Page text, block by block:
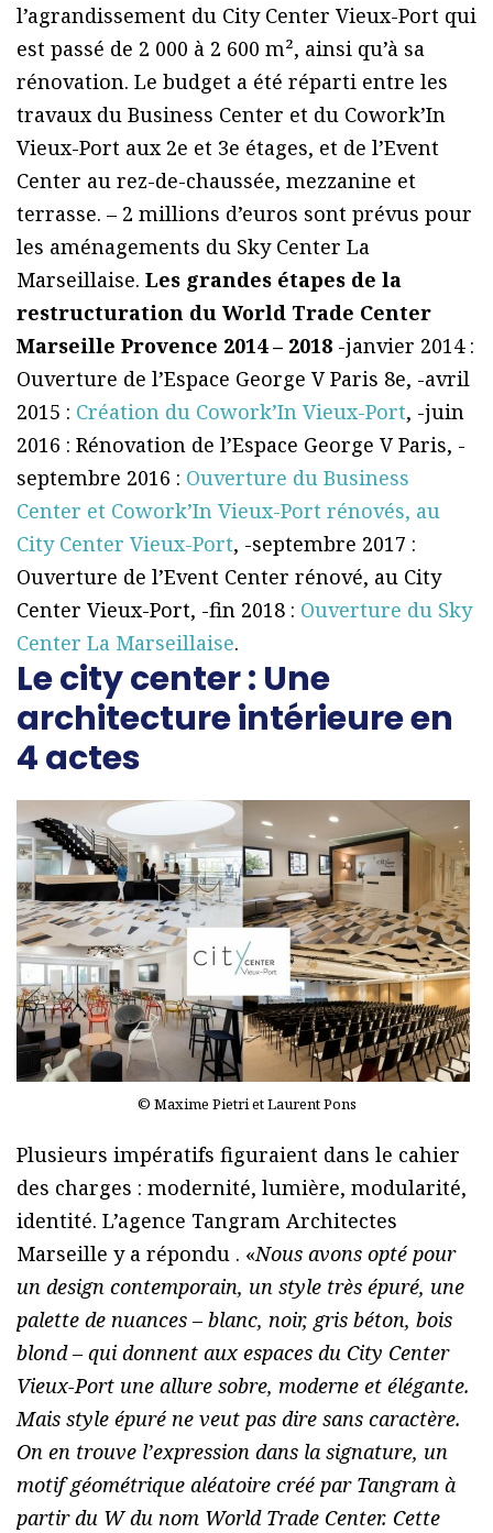
l’agrandissement du City Center Vieux-Port qui
est passé de 2 000 à 2 600 m², ainsi qu’à sa
rénovation. Le budget a été réparti entre les
travaux du Business Center et du Cowork’In
Vieux-Port aux 2e et 3e étages, et de l’Event
Center au rez-de-chaussée, mezzanine et
terrasse. – 2 millions d’euros sont prévus pour
les aménagements du Sky Center La
Marseillaise. Les grandes étapes de la
restructuration du World Trade Center
Marseille Provence 2014 – 2018 -janvier 2014 :
Ouverture de l’Espace George V Paris 8e, -avril
2015 : Création du Cowork’In Vieux-Port, -juin
2016 : Rénovation de l’Espace George V Paris, -
septembre 2016 : Ouverture du Business
Center et Cowork’In Vieux-Port rénovés, au
City Center Vieux-Port, -septembre 2017 :
Ouverture de l’Event Center rénové, au City
Center Vieux-Port, -fin 2018 : Ouverture du Sky
Center La Marseillaise.
Le city center : Une
architecture intérieure en
4 actes
© Maxime Pietri et Laurent Pons
Plusieurs impératifs figuraient dans le cahier
des charges : modernité, lumière, modularité,
identité. L’agence Tangram Architectes
Marseille y a répondu . «Nous avons opté pour
un design contemporain, un style très épuré, une
palette de nuances – blanc, noir, gris béton, bois
blond – qui donnent aux espaces du City Center
Vieux-Port une allure sobre, moderne et élégante.
Mais style épuré ne veut pas dire sans caractère.
On en trouve l’expression dans la signature, un
motif géométrique aléatoire créé par Tangram à
partir du W du nom World Trade Center. Cette